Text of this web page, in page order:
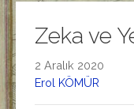
Zeka ve
2 Aralık 2020
Erol KÖMÜR